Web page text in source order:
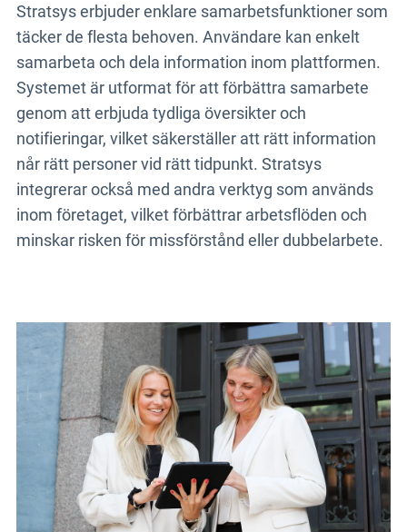
Stratsys erbjuder enklare samarbetsfunktioner som
täcker de flesta behoven. Användare kan enkelt
samarbeta och dela information inom plattformen.
Systemet är utformat för att förbättra samarbete
genom att erbjuda tydliga översikter och
notifieringar, vilket säkerställer att rätt information
når rätt personer vid rätt tidpunkt. Stratsys
integrerar också med andra verktyg som används
inom företaget, vilket förbättrar arbetsflöden och
minskar risken för missförstånd eller dubbelarbete.